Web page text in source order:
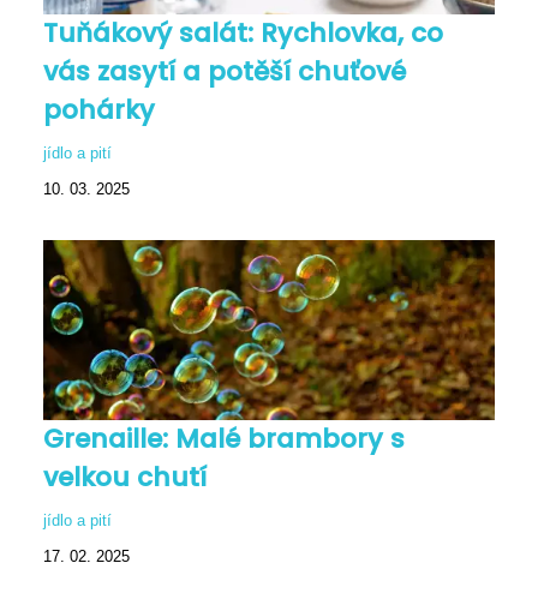
Tuňákový salát: Rychlovka, co
vás zasytí a potěší chuťové
pohárky
jídlo a pití
10. 03. 2025
Grenaille: Malé brambory s
velkou chutí
jídlo a pití
17. 02. 2025